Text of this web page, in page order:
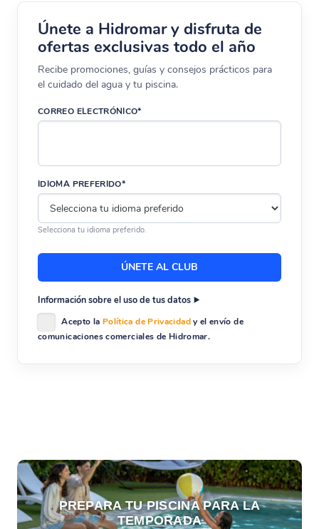
Únete a Hidromar y disfruta de
ofertas exclusivas todo el año
Recibe promociones, guías y consejos prácticos para
el cuidado del agua y tu piscina.
CORREO ELECTRÓNICO*
IDIOMA PREFERIDO*
Selecciona tu idioma preferido.
Información sobre el uso de tus datos
Acepto la Política de Privacidady el envío de
comunicaciones comerciales de Hidromar.
PREPARA TU PISCINA PARA LA
TEMPORADA